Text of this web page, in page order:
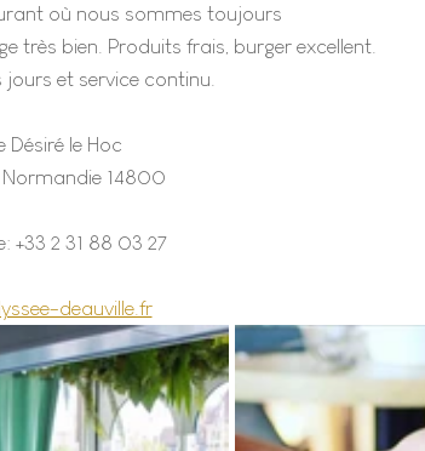
où nous sommes toujours
très bien. Produits frais, burger excellent.
jours et service continu.
Désiré le Hoc
Normandie 14800
+33 2 31 88 03 27
deauville.fr